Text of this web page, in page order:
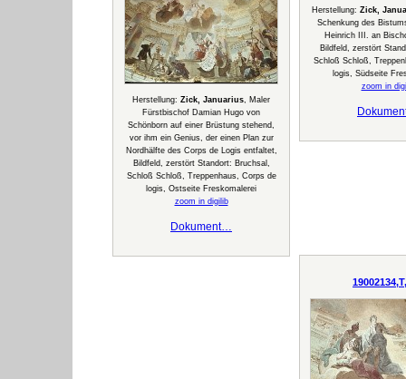
Herstellung: Zick, Januarius, Maler
Fürstbischof Damian Hugo von
Schönborn auf einer Brüstung stehend,
vor ihm ein Genius, der einen Plan zur
Nordhälfte des Corps de Logis entfaltet,
Bildfeld, zerstört Standort: Bruchsal,
Schloß Schloß, Treppenhaus, Corps de
logis, Ostseite Freskomalerei
zoom in digilib
Dokument…
Herstellung: Zick,
Schenkung des
Heinrich III. an
Bildfeld, zerstört
Schloß Schloß,
logis, Südseite
zoom in